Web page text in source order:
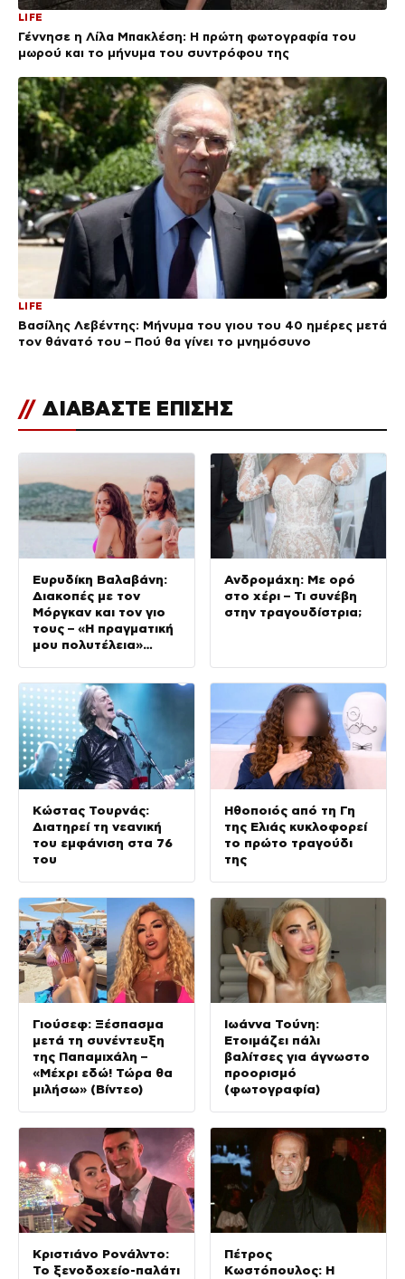
LIFE
Γέννησε η Λίλα Μπακλέση: Η πρώτη φωτογραφία του
μωρού και το μήνυμα του συντρόφου της
LIFE
Βασίλης Λεβέντης: Μήνυμα του γιου του 40 ημέρες μετά
τον θάνατό του – Πού θα γίνει το μνημόσυνο
// ΔΙΑΒΑΣΤΕ ΕΠΙΣΗΣ
Ευρυδίκη Βαλαβάνη:
Διακοπές με τον
Μόργκαν και τον γιο
τους – «Η πραγματική
μου πολυτέλεια»
Ανδρομάχη: Με ορό
στο χέρι – Τι συνέβη
στην τραγουδίστρια;
Κώστας Τουρνάς:
Διατηρεί τη νεανική
του εμφάνιση στα 76
του
Ηθοποιός από τη Γη
της Ελιάς κυκλοφορεί
το πρώτο τραγούδι
της
Γιούσεφ: Ξέσπασμα
μετά τη συνέντευξη
της Παπαμιχάλη –
«Μέχρι εδώ! Τώρα θα
μιλήσω» (Βίντεο)
Ιωάννα Τούνη:
Ετοιμάζει πάλι
βαλίτσες για άγνωστο
προορισμό
(φωτογραφία)
Κριστιάνο Ρονάλντο:
Το ξενοδοχείο-παλάτι
Πέτρος
Κωστόπουλος: Η